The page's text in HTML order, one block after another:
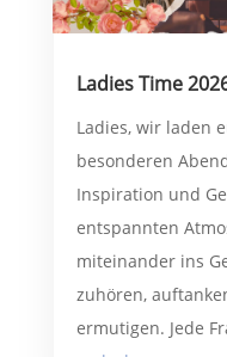
Ladies Time
Ladies, wir laden
besonderen
Inspiration und
entspannten
miteinander ins
zuhören,
ermutigen. Jede